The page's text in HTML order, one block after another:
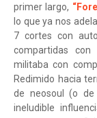
primer largo,
lo que ya nos
7 cortes con
compartidas
militaba con
Redimido hacia
de neosoul (o de
ineludible